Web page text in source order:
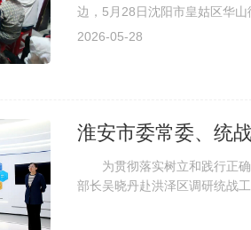
边，5月28日沈阳市皇姑区华
共建聚合力 雷锋服务润邻里”
2026-05-28
淮安市委常委、统
为贯彻落实树立和践行正确
部长吴晓丹赴洪泽区调研统战